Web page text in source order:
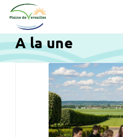
Passer
contenu
Découvrir la plaine
La plaine en action
à la une !
A la une